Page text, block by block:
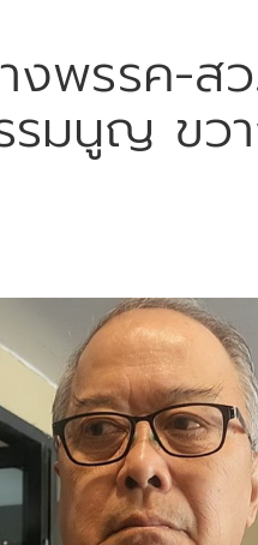
งพรรค-ส
รมนูญ ขว